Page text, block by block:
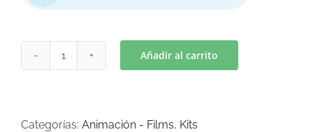
MUÑECAS
Añadir al carrito
Categorías: Animación - Films, Kits